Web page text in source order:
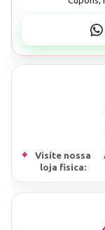
⌖
Visite nossa
loja fisica: